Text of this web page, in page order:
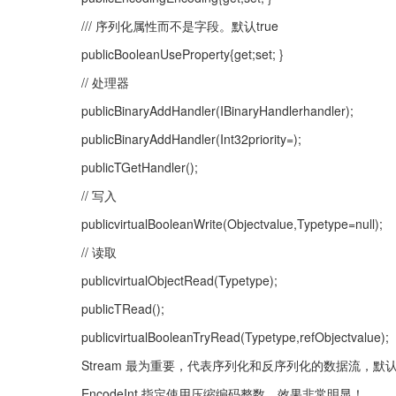
/// 序列化属性而不是字段。默认true
publicBooleanUseProperty{get;set; }
// 处理器
publicBinaryAddHandler(IBinaryHandlerhandler);
publicBinaryAddHandler(Int32priority=);
publicTGetHandler();
// 写入
publicvirtualBooleanWrite(Objectvalue,Typetype=null);
// 读取
publicvirtualObjectRead(Typetype);
publicTRead();
publicvirtualBooleanTryRead(Typetype,refObjectvalue);
Stream 最为重要，代表序列化和反序列化的数据流，默